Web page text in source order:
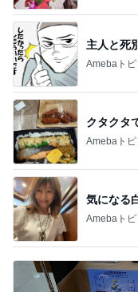
主人と死
Amebaトピ
クタクタ
Amebaトピ
気になる
Amebaトピ